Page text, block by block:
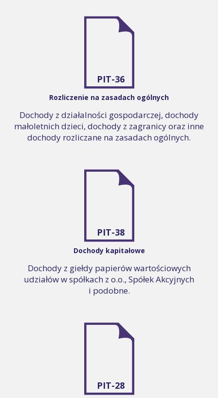
PIT-36
Rozliczenie na zasadach ogólnych
Dochody z działalności gospodarczej, dochody
małoletnich dzieci, dochody z zagranicy oraz inne
dochody rozliczane na zasadach ogólnych.
PIT-38
Dochody kapitałowe
Dochody z giełdy papierów wartościowych
udziałów w spółkach z o.o., Spółek Akcyjnych
i podobne.
PIT-28